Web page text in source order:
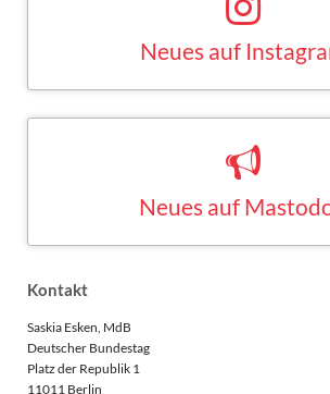
Kontakt
Saskia Esken, MdB
Deutscher Bundestag
Platz der Republik 1
11011 Berlin